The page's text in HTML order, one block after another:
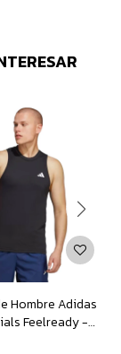
Hombre Adidas
Feelready -